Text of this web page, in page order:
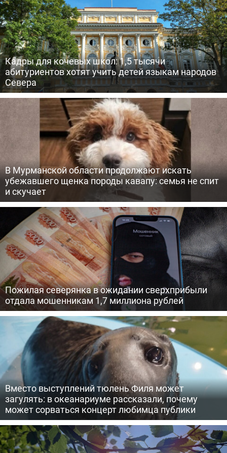
Кадры для кочевых школ: 1,5 тысячи
абитуриентов хотят учить детей языкам народов
Севера
В Мурманской области продолжают искать
убежавшего щенка породы кавапу: семья не спит
и скучает
Пожилая северянка в ожидании сверхприбыли
отдала мошенникам 1,7 миллиона рублей
Вместо выступлений тюлень Филя может
загулять: в океанариуме рассказали, почему
может сорваться концерт любимца публики